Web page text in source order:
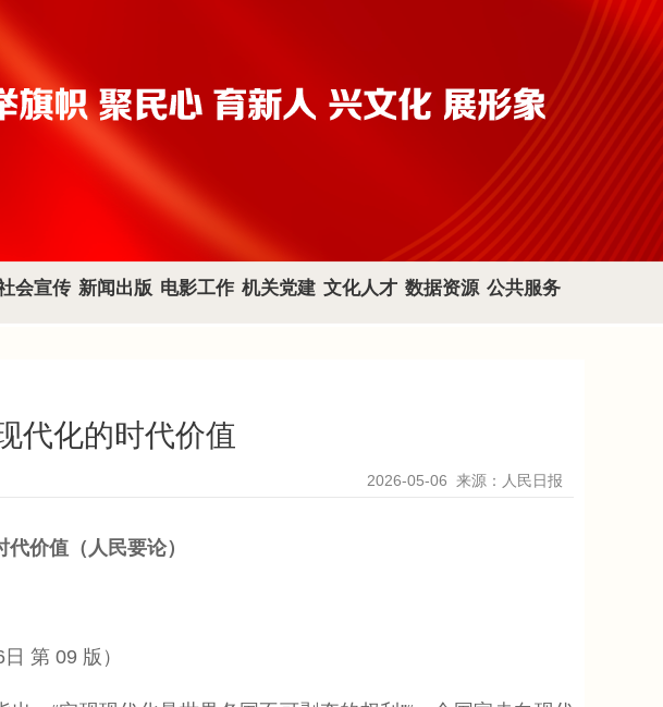
会宣传 新闻出版 电影工作 机关党建 文化人才 数据资源 公共服务
代化的时代价值
2026-05-06 来源：人民日报
价值（人民要论）
第 09 版）